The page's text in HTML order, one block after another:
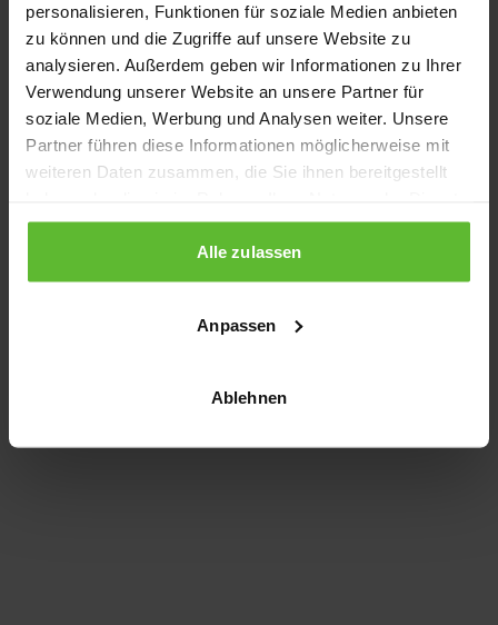
personalisieren, Funktionen für soziale Medien anbieten
zu können und die Zugriffe auf unsere Website zu
analysieren. Außerdem geben wir Informationen zu Ihrer
Verwendung unserer Website an unsere Partner für
soziale Medien, Werbung und Analysen weiter. Unsere
Partner führen diese Informationen möglicherweise mit
weiteren Daten zusammen, die Sie ihnen bereitgestellt
gesammelt haben.
Alle zulassen
Anpassen
Ablehnen
Application error: a client-side exception has occurred
loading www.kurzwego.de (see the browser console for more
information).